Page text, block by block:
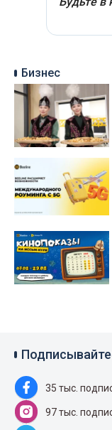
Бизнес
35 тыс.
97 тыс.